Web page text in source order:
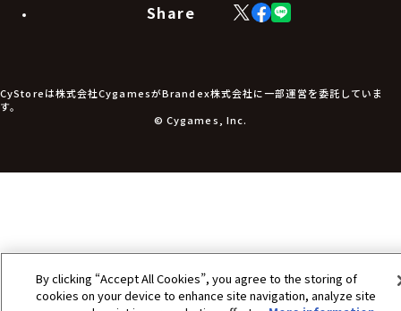
食品・飲料品
アパレル小物
アクセサリー
Share
X
(Twitter)
Facebook
LINE
CyStoreは株式会社CygamesがBrandex株式会社に一部運営を委託していま
す。
© Cygames, Inc.
By clicking “Accept All Cookies”, you agree to the storing of
cookies on your device to enhance site navigation, analyze site